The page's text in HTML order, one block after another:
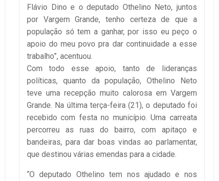
Flávio Dino e o deputado Othelino Neto, juntos
por Vargem Grande, tenho certeza de que a
população só tem a ganhar, por isso eu peço o
apoio do meu povo pra dar continuidade a esse
trabalho”, acentuou.
Com todo esse apoio, tanto de lideranças
políticas, quanto da população, Othelino Neto
teve uma recepção muito calorosa em Vargem
Grande. Na última terça-feira (21), o deputado foi
recebido com festa no município. Uma carreata
percorreu as ruas do bairro, com apitaço e
bandeiras, para dar boas vindas ao parlamentar,
que destinou várias emendas para a cidade.
“O deputado Othelino tem nos ajudado e nos